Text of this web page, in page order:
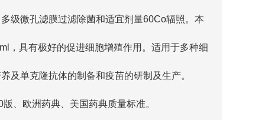
级微孔滤膜过滤除菌和适宜剂量60Co辐照。本
，具有极好的促进细胞增殖作用。适用于多种细
及单克隆抗体的制备和疫苗的研制及生产。
、欧洲药典、美国药典质量标准。